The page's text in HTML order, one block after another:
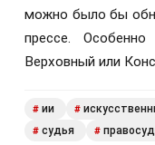
можно было бы
прессе.
Верховный или
# ии #
# судья #